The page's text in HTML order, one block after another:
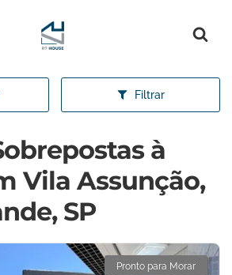
Página inicial
Filtrar
à
Vila Assunção,
SP
Pronto para Morar